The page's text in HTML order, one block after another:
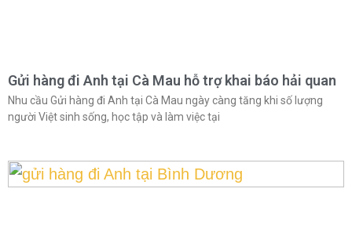
Gửi hàng đi Anh tại Cà Mau hỗ trợ khai báo hải quan
Nhu cầu Gửi hàng đi Anh tại Cà Mau ngày càng tăng khi số lượng
người Việt sinh sống, học tập và làm việc tại